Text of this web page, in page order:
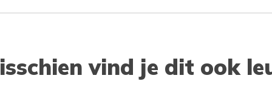
vind je dit ook